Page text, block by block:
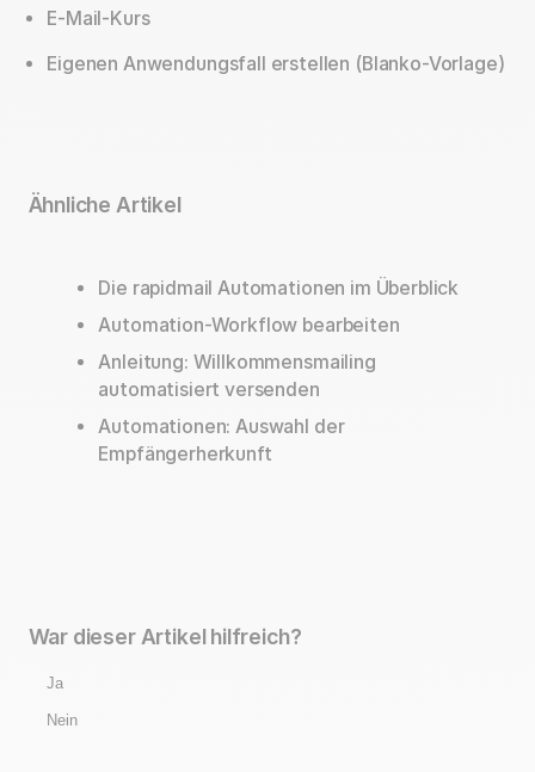
E-Mail-Kurs
Eigenen Anwendungsfall erstellen (Blanko-Vorlage)
Ähnliche Artikel
Die rapidmail Automationen im Überblick
Automation-Workflow bearbeiten
Anleitung: Willkommensmailing
automatisiert versenden
Automationen: Auswahl der
Empfängerherkunft
War dieser Artikel hilfreich?
Ja
Nein